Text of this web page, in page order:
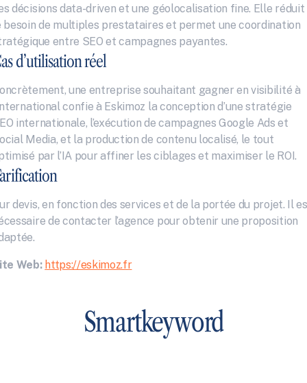
décisions data-driven et une géolocalisation fine. Elle réduit
besoin de multiples prestataires et permet une coordination
entre SEO et campagnes payantes.
d’utilisation réel
une entreprise souhaitant gagner en visibilité à
confie à Eskimoz la conception d’une stratégie
internationale, l’exécution de campagnes Google Ads et
Media, et la production de contenu localisé, le tout
par l’IA pour affiner les ciblages et maximiser le ROI.
devis, en fonction des services et de la portée du projet. Il
de contacter l’agence pour obtenir une proposition
Web: https://eskimoz.fr
Smartkeyword